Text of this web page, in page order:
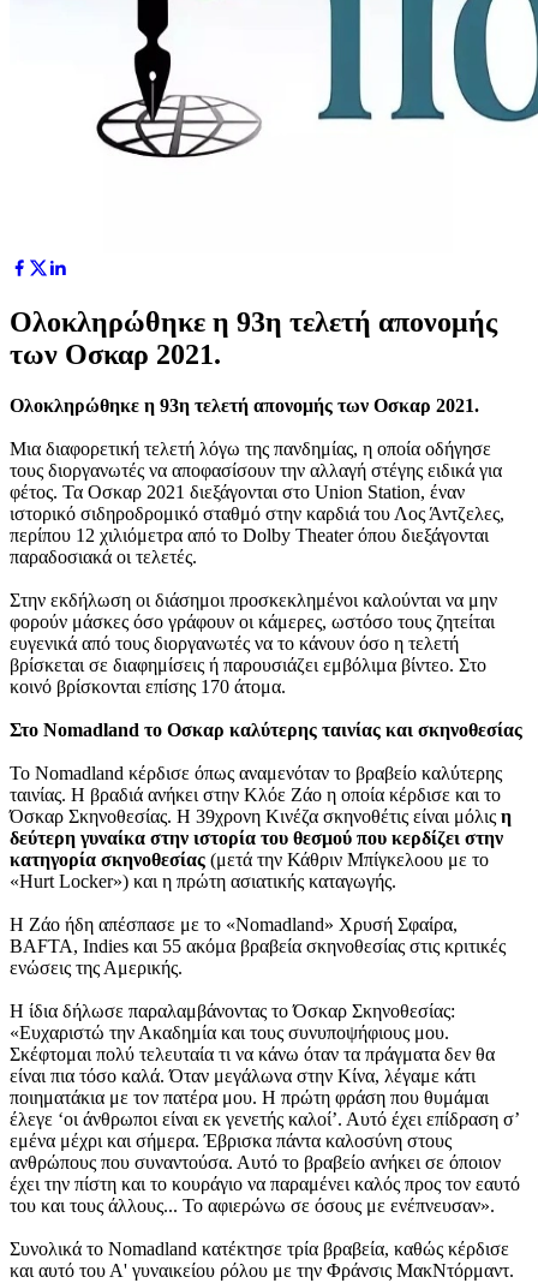
Ολοκληρώθηκε η 93η τελετή απονομής
των Οσκαρ 2021.
Ολοκληρώθηκε η 93η τελετή απονομής των Οσκαρ 2021.
Μια διαφορετική τελετή λόγω της πανδημίας, η οποία οδήγησε
τους διοργανωτές να αποφασίσουν την αλλαγή στέγης ειδικά για
φέτος. Τα Οσκαρ 2021 διεξάγονται στο Union Station, έναν
ιστορικό σιδηροδρομικό σταθμό στην καρδιά του Λος Άντζελες,
περίπου 12 χιλιόμετρα από το Dolby Theater όπου διεξάγονται
παραδοσιακά οι τελετές.
Στην εκδήλωση οι διάσημοι προσκεκλημένοι καλούνται να μην
φορούν μάσκες όσο γράφουν οι κάμερες, ωστόσο τους ζητείται
ευγενικά από τους διοργανωτές να το κάνουν όσο η τελετή
βρίσκεται σε διαφημίσεις ή παρουσιάζει εμβόλιμα βίντεο. Στο
κοινό βρίσκονται επίσης 170 άτομα.
Στο Nomadland το Οσκαρ καλύτερης ταινίας και σκηνοθεσίας
Το Nomadland κέρδισε όπως αναμενόταν το βραβείο καλύτερης
ταινίας. Η βραδιά ανήκει στην Κλόε Ζάο η οποία κέρδισε και το
Όσκαρ Σκηνοθεσίας. Η 39χρονη Κινέζα σκηνοθέτις είναι μόλις η
δεύτερη γυναίκα στην ιστορία του θεσμού που κερδίζει στην
κατηγορία σκηνοθεσίας (μετά την Κάθριν Μπίγκελοου με το
«Hurt Locker») και η πρώτη ασιατικής καταγωγής.
Η Ζάο ήδη απέσπασε με το «Nomadland» Χρυσή Σφαίρα,
BAFTA, Indies και 55 ακόμα βραβεία σκηνοθεσίας στις κριτικές
ενώσεις της Αμερικής.
Η ίδια δήλωσε παραλαμβάνοντας το Όσκαρ Σκηνοθεσίας:
«Ευχαριστώ την Ακαδημία και τους συνυποψήφιους μου.
Σκέφτομαι πολύ τελευταία τι να κάνω όταν τα πράγματα δεν θα
είναι πια τόσο καλά. Όταν μεγάλωνα στην Κίνα, λέγαμε κάτι
ποιηματάκια με τον πατέρα μου. Η πρώτη φράση που θυμάμαι
έλεγε ‘οι άνθρωποι είναι εκ γενετής καλοί’. Αυτό έχει επίδραση σ’
εμένα μέχρι και σήμερα. Έβρισκα πάντα καλοσύνη στους
ανθρώπους που συναντούσα. Αυτό το βραβείο ανήκει σε όποιον
έχει την πίστη και το κουράγιο να παραμένει καλός προς τον εαυτό
του και τους άλλους... Το αφιερώνω σε όσους με ενέπνευσαν».
Συνολικά το Nomadland κατέκτησε τρία βραβεία, καθώς κέρδισε
και αυτό του Α' γυναικείου ρόλου με την Φράνσις ΜακΝτόρμαντ.